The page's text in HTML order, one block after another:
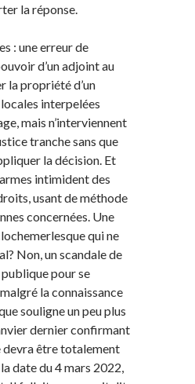
la réponse.
: une erreur de
d’un adjoint au
la propriété d’un
interpelées
mais n’interviennent
tranche sans que
la décision. Et
intimident des
usant de méthode
concernées. Une
qui ne
Non, un scandale de
publique pour se
la connaissance
souligne un peu plus
dernier confirmant
devra être totalement
date du 4 mars 2022,